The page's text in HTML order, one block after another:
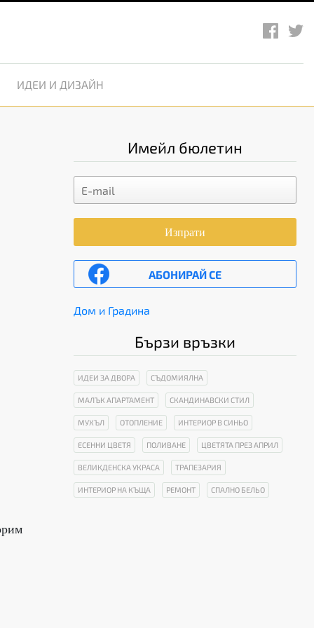
ИДЕИ И ДИЗАЙН
Имейл бюлетин
Изпрати
АБОНИРАЙ СЕ
Дом и Градина
Бързи връзки
ИДЕИ ЗА ДВОРА СЪДОМИЯЛНА
МАЛЪК АПАРТАМЕНТ СКАНДИНАВСКИ СТИЛ
МУХЪЛ ОТОПЛЕНИЕ ИНТЕРИОР В СИНЬО
ЕСЕННИ ЦВЕТЯ ПОЛИВАНЕ ЦВЕТЯТА ПРЕЗ АПРИЛ
ВЕЛИКДЕНСКА УКРАСА ТРАПЕЗАРИЯ
ИНТЕРИОР НА КЪЩА РЕМОНТ СПАЛНО БЕЛЬО